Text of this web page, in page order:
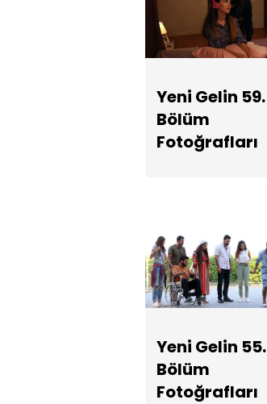
Yeni Gelin 59.
Bölüm
Fotoğrafları
Yeni Gelin 55.
Bölüm
Fotoğrafları